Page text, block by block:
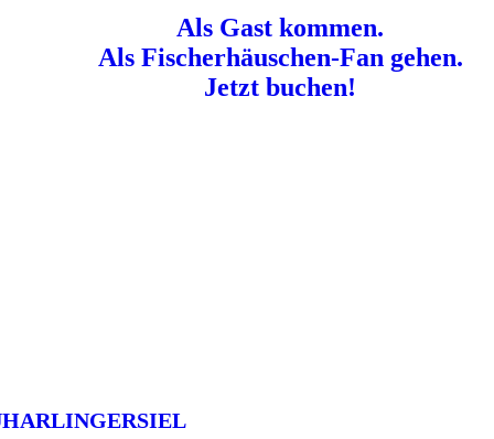
Als Gast kommen.
Als Fischerhäuschen-Fan gehen.
Jetzt buchen!